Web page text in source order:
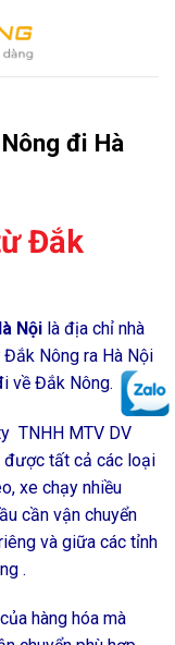
đi Hà
Đắk
Nội là địa chỉ nhà
Đắk Nông ra Hà Nội
về Đắk Nông.
TNHH MTV DV
được tất cả các loại
xe chạy nhiều
cần vận chuyển
và giữa các tỉnh
.
hàng hóa mà